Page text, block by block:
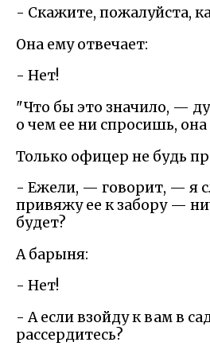
- Скажите, пожалуйста,
Она ему отвечает:
- Нет!
"Что бы это значило, —
о чем ее ни спросишь, она
Только офицер не будь
- Ежели, — говорит, — я
привяжу ее к забору —
будет?
А барыня:
- Нет!
- А если взойду к вам в
рассердитесь?